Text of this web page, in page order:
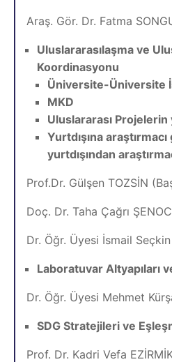
Araş. Gör. Dr. Fatma
Uluslararasılaşma ve
Koordinasyonu
Üniversite-Üniversite
MKD
Uluslararası Projelerin
Yurtdışına
yurtdışından
Prof.Dr. Gülşen TOZSİN
Doç. Dr. Taha Çağrı
Dr. Öğr. Üyesi İsmail
Laboratuvar Altyapıları
Dr. Öğr. Üyesi Mehmet
SDG Stratejileri ve
Prof. Dr. Kadri Vefa